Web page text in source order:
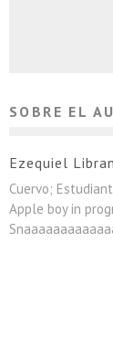
SOBRE EL
Ezequiel
Cuervo;
Apple boy in